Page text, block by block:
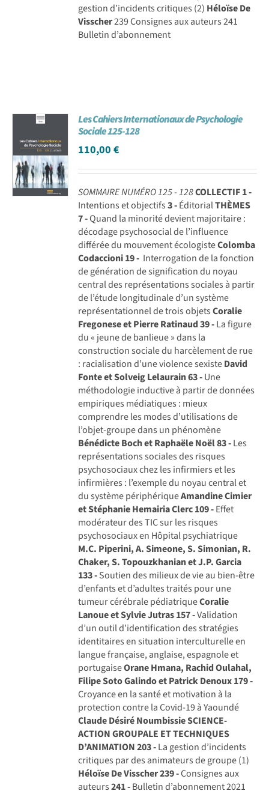
gestion d’incidents critiques (2) Héloïse De
Visscher239 Consignes aux auteurs 241
Bulletin d’abonnement
Les Cahiers Internationaux de Psychologie
Sociale 125-128
110,00€
SOMMAIRE NUMÉRO 125 - 128COLLECTIF1 -
Intentions et objectifs3 -ÉditorialTHÈMES
7 -Quand la minorité devient majoritaire :
décodage psychosocial de l’influence
différée du mouvement écologisteColomba
Codaccioni19 - Interrogation de la fonction
de génération de signification du noyau
central des représentations sociales à partir
de l’étude longitudinale d’un système
représentationnel de trois objetsCoralie
Fregonese et Pierre Ratinaud39 -La figure
du « jeune de banlieue » dans la
construction sociale du harcèlement de rue
: racialisation d’une violence sexisteDavid
Fonte et Solveig Lelaurain63 -Une
méthodologie inductive à partir de données
empiriques médiatiques : mieux
comprendre les modes d’utilisations de
l’objet-groupe dans un phénomène
Bénédicte Boch et Raphaële Noël83 -Les
représentations sociales des risques
psychosociaux chez les infirmiers et les
infirmières : l’exemple du noyau central et
du système périphériqueAmandine Cimier
et Stéphanie Hemairia Clerc109 -Effet
modérateur des TIC sur les risques
psychosociaux en Hôpital psychiatrique
M.C. Piperini, A. Simeone, S. Simonian, R.
Chaker, S. Topouzkhanian et J.P. Garcia
133 -Soutien des milieux de vie au bien-être
d’enfants et d’adultes traités pour une
tumeur cérébrale pédiatriqueCoralie
Lanoue et Sylvie Jutras157 -Validation
d’un outil d’identification des stratégies
identitaires en situation interculturelle en
langue française, anglaise, espagnole et
portugaiseOrane Hmana, Rachid Oulahal,
Filipe Soto Galindo et Patrick Denoux179 -
Croyance en la santé et motivation à la
protection contre la Covid-19 à Yaoundé
Claude Désiré NoumbissieSCIENCE-
ACTION GROUPALE ET TECHNIQUES
D’ANIMATION203 -La gestion d’incidents
critiques par des animateurs de groupe (1)
Héloïse De Visscher239 -Consignes aux
auteurs241 -Bulletin d’abonnement 2021